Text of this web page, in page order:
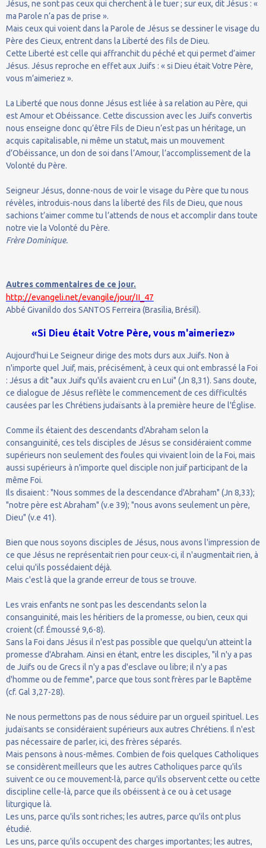
Jésus, ne sont pas ceux qui cherchent à le tuer ; sur eux, dit Jésus : «
ma Parole n’a pas de prise ».
Mais ceux qui voient dans la Parole de Jésus se dessiner le visage du
Père des Cieux, entrent dans la Liberté des fils de Dieu.
Cette Liberté est celle qui affranchit du péché et qui permet d’aimer
Jésus. Jésus reproche en effet aux Juifs : « si Dieu était Votre Père,
vous m’aimeriez ».
La Liberté que nous donne Jésus est liée à sa relation au Père, qui
est Amour et Obéissance. Cette discussion avec les Juifs convertis
nous enseigne donc qu’être Fils de Dieu n’est pas un héritage, un
acquis capitalisable, ni même un statut, mais un mouvement
d’Obéissance, un don de soi dans l’Amour, l’accomplissement de la
Volonté du Père.
Seigneur Jésus, donne-nous de voir le visage du Père que tu nous
révèles, introduis-nous dans la liberté des fils de Dieu, que nous
sachions t’aimer comme tu l’attends de nous et accomplir dans toute
notre vie la Volonté du Père.
Frère Dominique.
Autres commentaires de ce jour.
http://evangeli.net/evangile/jour/II_47
Abbé Givanildo dos SANTOS Ferreira (Brasilia, Brésil).
«Si Dieu était Votre Père, vous m'aimeriez»
Aujourd'hui Le Seigneur dirige des mots durs aux Juifs. Non à
n'importe quel Juif, mais, précisément, à ceux qui ont embrassé la Foi
: Jésus a dit "aux Juifs qu'ils avaient cru en Lui" (Jn 8,31). Sans doute,
ce dialogue de Jésus reflète le commencement de ces difficultés
causées par les Chrétiens judaïsants à la première heure de l'Église.
Comme ils étaient des descendants d'Abraham selon la
consanguinité, ces tels disciples de Jésus se considéraient comme
supérieurs non seulement des foules qui vivaient loin de la Foi, mais
aussi supérieurs à n'importe quel disciple non juif participant de la
même Foi.
Ils disaient : "Nous sommes de la descendance d'Abraham" (Jn 8,33);
"notre père est Abraham" (v.e 39); "nous avons seulement un père,
Dieu" (v.e 41).
Bien que nous soyons disciples de Jésus, nous avons l'impression de
ce que Jésus ne représentait rien pour ceux-ci, il n'augmentait rien, à
celui qu'ils possédaient déjà.
Mais c'est là que la grande erreur de tous se trouve.
Les vrais enfants ne sont pas les descendants selon la
consanguinité, mais les héritiers de la promesse, ou bien, ceux qui
croient (cf. Émoussé 9,6-8).
Sans la Foi dans Jésus il n'est pas possible que quelqu'un atteint la
promesse d'Abraham. Ainsi en étant, entre les disciples, "il n'y a pas
de Juifs ou de Grecs il n'y a pas d'esclave ou libre; il n'y a pas
d'homme ou de femme", parce que tous sont frères par le Baptême
(cf. Gal 3,27-28).
Ne nous permettons pas de nous séduire par un orgueil spirituel. Les
judaïsants se considéraient supérieurs aux autres Chrétiens. Il n'est
pas nécessaire de parler, ici, des frères séparés.
Mais pensons à nous-mêmes. Combien de fois quelques Catholiques
se considèrent meilleurs que les autres Catholiques parce qu'ils
suivent ce ou ce mouvement-là, parce qu'ils observent cette ou cette
discipline celle-là, parce que ils obéissent à ce ou à cet usage
liturgique là.
Les uns, parce qu'ils sont riches; les autres, parce qu'ils ont plus
étudié.
Les uns, parce qu'ils occupent des charges importantes; les autres,